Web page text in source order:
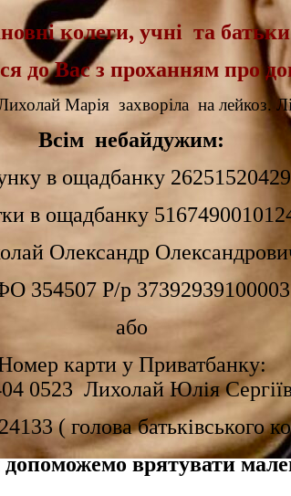
колеги, учні та
до Вас з проханням про
Марія захворіла на лейкоз.
Всім небайдужим:
в ощадбанку
в ощадбанку
Олександр
354507 Р/р 37392939100003
або
карти у Приватбанку:
0523 Лихолай Юлія
( голова батьківського
врятувати